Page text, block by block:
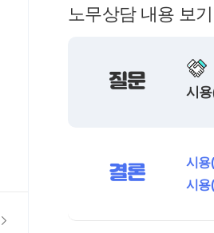
노무상담 내용 보기
질문 시
결론
시용
시용